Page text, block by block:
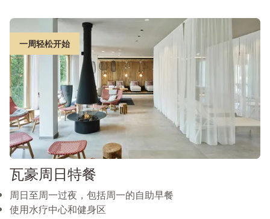
一周轻松开始
瓦豪周日特餐
周日至周一过夜，包括周一的自助早餐
使用水疗中心和健身区